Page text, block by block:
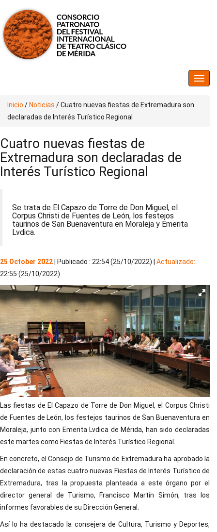
Inicio / Noticias /Cuatro nuevas fiestas de Extremadura son
declaradas de Interés Turístico Regional
Cuatro nuevas fiestas de
Extremadura son declaradas de
Interés Turístico Regional
Se trata de El Capazo de Torre de Don Miguel, el
Corpus Christi de Fuentes de León, los festejos
taurinos de San Buenaventura en Moraleja y Emerita
Lvdica.
25 October 2022 | Publicado : 22:54 (25/10/2022) | Actualizado:
22:55 (25/10/2022)
Las fiestas de El Capazo de Torre de Don Miguel, el Corpus Christi
de Fuentes de León, los festejos taurinos de San Buenaventura en
Moraleja, junto con Emerita Lvdica de Mérida, han sido declaradas
este martes como Fiestas de Interés Turístico Regional.
En concreto, el Consejo de Turismo de Extremadura ha aprobado la
declaración de estas cuatro nuevas Fiestas de Interés Turístico de
Extremadura, tras la propuesta planteada a este órgano por el
director general de Turismo, Francisco Martín Simón, tras los
informes favorables de su Dirección General.
Así lo ha destacado la consejera de Cultura, Turismo y Deportes,